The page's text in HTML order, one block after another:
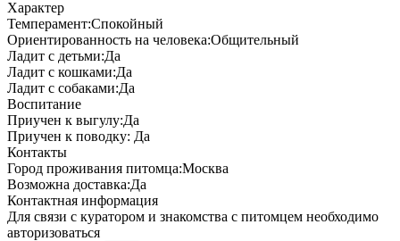
Характер
Темперамент:Спокойный
Ориентированность на человека:Общительный
Ладит с детьми:Да
Ладит с кошками:Да
Ладит с собаками:Да
Воспитание
Приучен к выгулу:Да
Приучен к поводку: Да
Контакты
Город проживания питомца:Москва
Возможна доставка:Да
Контактная информация
Для связи с куратором и знакомства с питомцем необходимо
авторизоваться